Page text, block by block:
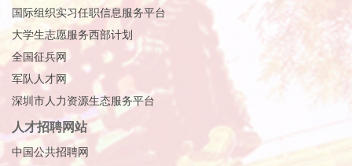
国际组织实习任职信息服务平台
大学生志愿服务西部计划
全国征兵网
军队人才网
深圳市人力资源生态服务平台
人才招聘网站
中国公共招聘网